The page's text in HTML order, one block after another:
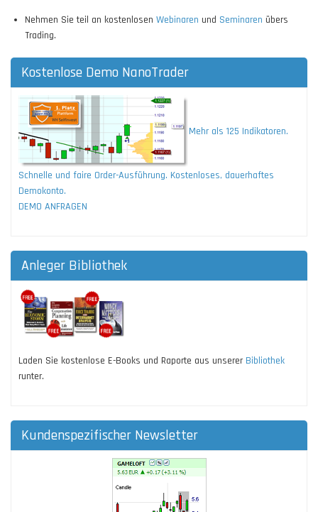
Nehmen Sie teil an kostenlosen Webinaren und Seminaren übers
Trading.
Kostenlose Demo NanoTrader
Mehr als 125 Indikatoren.
Schnelle und faire Order-Ausführung. Kostenloses, dauerhaftes
Demokonto.
DEMO ANFRAGEN
Anleger Bibliothek
Laden Sie kostenlose E-Books und Raporte aus unserer Bibliothek
runter.
Kundenspezifischer Newsletter